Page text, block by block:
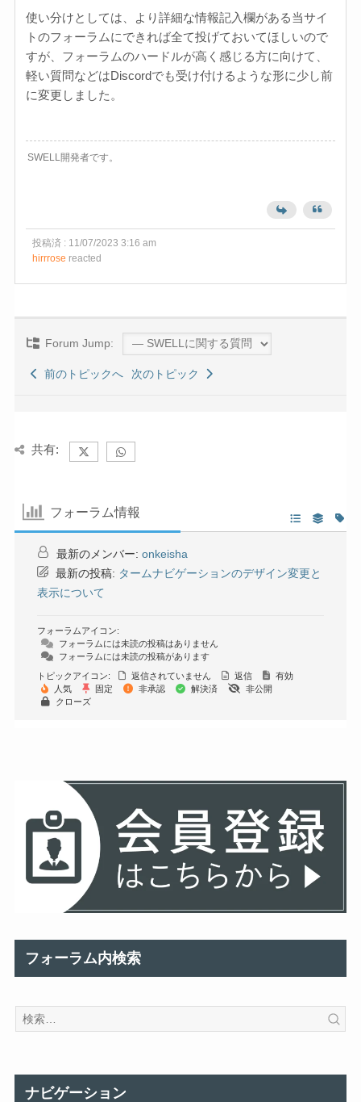
使い分けとしては、より詳細な情報記入欄がある当サイ
トのフォーラムにできれば全て投げておいてほしいので
すが、フォーラムのハードルが高く感じる方に向けて、
軽い質問などはDiscordでも受け付けるような形に少し前
に変更しました。
SWELL開発者です。
投稿済 : 11/07/2023 3:16 am
hirrrose reacted
Forum Jump:
前のトピックへ 次のトピック
共有:
フォーラム情報
最新のメンバー: onkeisha
最新の投稿: タームナビゲーションのデザイン変更と
表示について
フォーラムアイコン:
フォーラムには未読の投稿はありません
フォーラムには未読の投稿があります
トピックアイコン:
返信されていません 返信
有効
人気
固定 非承認 解決済
非公開
クローズ
フォーラム内検索
ナビゲーション